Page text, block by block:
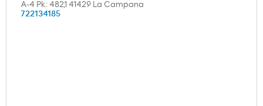
A-4 Pk: 482,1 41429 La Campana
722134185